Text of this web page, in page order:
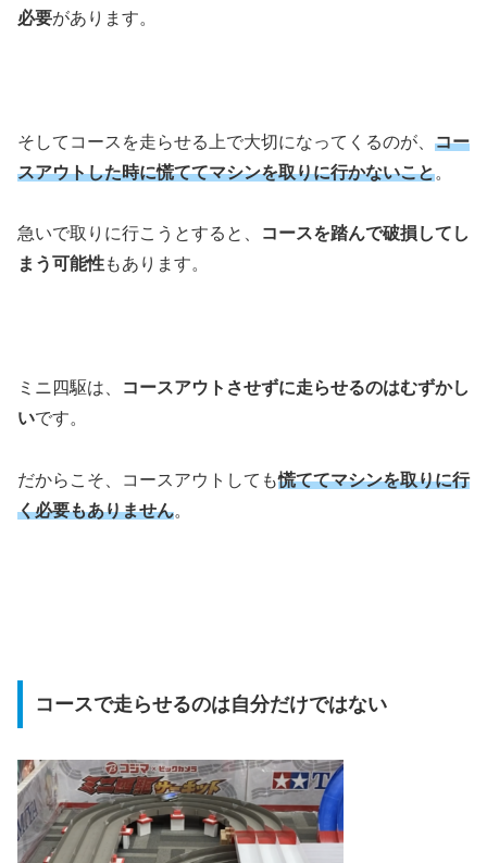
必要があります。
そしてコースを走らせる上で大切になってくるのが、 コー
スアウトした時に慌ててマシンを取りに行かないこと。
急いで取りに行こうとすると、
コースを踏んで破損してし
まう可能性もあります。
ミニ四駆は、
コースアウトさせずに走らせるのはむずかし
いです。
だからこそ、コースアウトしても慌ててマシンを取りに行
く必要もありません。
コースで走らせるのは自分だけではない